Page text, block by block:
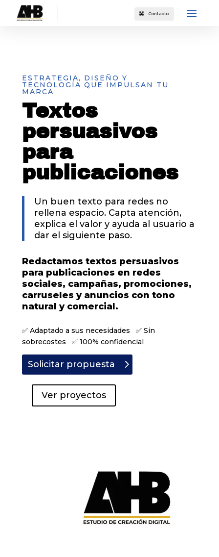
 Contacto
ESTRATEGIA, DISEÑO Y
TECNOLOGÍA QUE IMPULSAN TU
MARCA
Textos
persuasivos
para
publicaciones
Un buen texto para redes no
rellena espacio. Capta atención,
explica el valor y ayuda al usuario a
dar el siguiente paso.
Redactamos textos persuasivos
para publicaciones en redes
sociales, campañas, promociones,
carruseles y anuncios con tono
natural y comercial.
✅ Adaptado a sus necesidades ✅ Sin
sobrecostes ✅ 100% confidencial
Solicitar propuesta
Ver proyectos